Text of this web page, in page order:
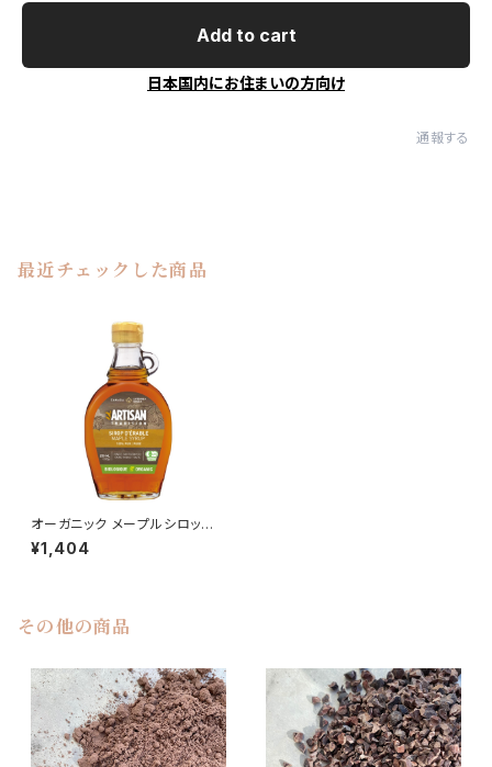
Add to cart
日本国内にお住まいの方向け
通報する
最近チェックした商品
オーガニック メープルシロップ
330g アーティザントラディショ
ン
¥1,404
その他の商品